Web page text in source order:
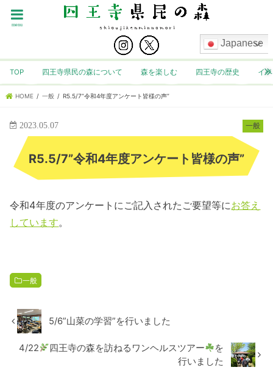
Japanese
menu
TOP 四王寺県民の森について 森を楽しむ 四王寺の歴史 イ
HOME 一般 R5.5/7”令和4年度アンケート皆様の声”
一般
2023.05.07
R5.5/7”令和4年度アンケート皆様の声”
令和4年度のアンケートにご記入されたご要望等にお答え
しています。
一般
5/6”山菜の学習”を行いました
4/22 四王寺の森を訪ねるワンヘルスツアー
を
行いました